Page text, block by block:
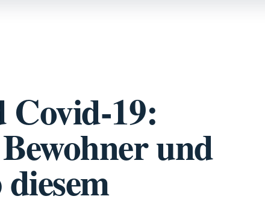
Covid-19:
und